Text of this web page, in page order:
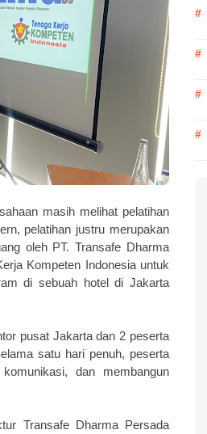
masih melihat pelatihan
pelatihan justru merupakan
oleh PT. Transafe Dharma
Kompeten Indonesia untuk
di sebuah hotel di Jakarta
pusat Jakarta dan 2 peserta
satu hari penuh, peserta
dan membangun
Transafe Dharma Persada